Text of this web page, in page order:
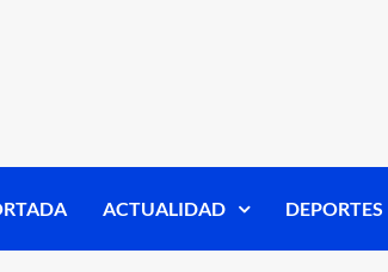
ACTUALIDAD DEPORTES